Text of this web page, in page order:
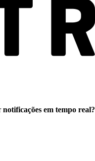
notificações em tempo real?